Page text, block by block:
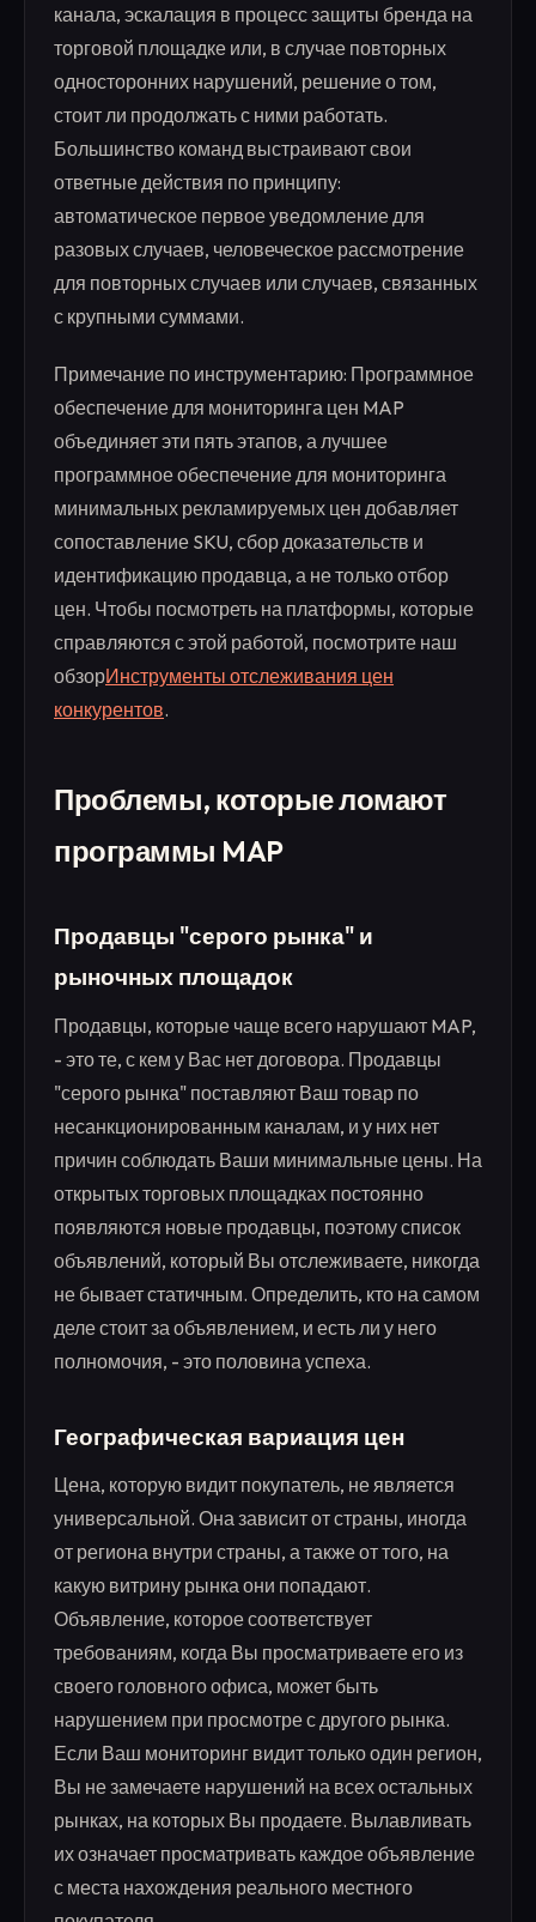
канала, эскалация в процесс защиты бренда на
торговой площадке или, в случае повторных
односторонних нарушений, решение о том,
стоит ли продолжать с ними работать.
Большинство команд выстраивают свои
ответные действия по принципу:
автоматическое первое уведомление для
разовых случаев, человеческое рассмотрение
для повторных случаев или случаев, связанных
с крупными суммами.
Примечание по инструментарию: Программное
обеспечение для мониторинга цен MAP
объединяет эти пять этапов, а лучшее
программное обеспечение для мониторинга
минимальных рекламируемых цен добавляет
сопоставление SKU, сбор доказательств и
идентификацию продавца, а не только отбор
цен. Чтобы посмотреть на платформы, которые
справляются с этой работой, посмотрите наш
обзорИнструменты отслеживания цен
конкурентов.
Проблемы, которые ломают
программы MAP
Продавцы "серого рынка" и
рыночных площадок
Продавцы, которые чаще всего нарушают MAP,
- это те, с кем у Вас нет договора. Продавцы
"серого рынка" поставляют Ваш товар по
несанкционированным каналам, и у них нет
причин соблюдать Ваши минимальные цены. На
открытых торговых площадках постоянно
появляются новые продавцы, поэтому список
объявлений, который Вы отслеживаете, никогда
не бывает статичным. Определить, кто на самом
деле стоит за объявлением, и есть ли у него
полномочия, - это половина успеха.
Географическая вариация цен
Цена, которую видит покупатель, не является
универсальной. Она зависит от страны, иногда
от региона внутри страны, а также от того, на
какую витрину рынка они попадают.
Объявление, которое соответствует
требованиям, когда Вы просматриваете его из
своего головного офиса, может быть
нарушением при просмотре с другого рынка.
Если Ваш мониторинг видит только один регион,
Вы не замечаете нарушений на всех остальных
рынках, на которых Вы продаете. Вылавливать
их означает просматривать каждое объявление
с места нахождения реального местного